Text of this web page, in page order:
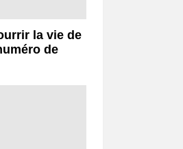
la vie de
de